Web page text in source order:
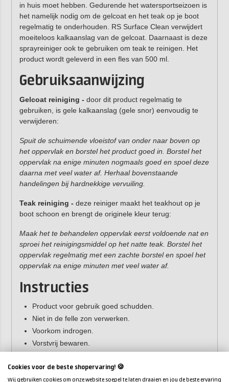
in huis moet hebben. Gedurende het watersportseizoen is
het namelijk nodig om de gelcoat en het teak op je boot
regelmatig te onderhouden. RS Surface Clean verwijdert
moeiteloos kalkaanslag van de gelcoat. Daarnaast is deze
sprayreiniger ook te gebruiken om teak te reinigen. Het
product wordt geleverd in een fles van 500 ml.
Gebruiksaanwijzing
Gelcoat reiniging - door dit product regelmatig te
gebruiken, is gele kalkaanslag (gele snor) eenvoudig te
verwijderen:
Spuit de schuimende vloeistof van onder naar boven op
het oppervlak en borstel het product goed in. Borstel het
oppervlak na enige minuten nogmaals goed en spoel deze
daarna met veel water af. Herhaal bovenstaande
handelingen bij hardnekkige vervuiling.
Teak reiniging - deze reiniger maakt het teakhout op je
boot schoon en brengt de originele kleur terug:
Maak het te behandelen oppervlak eerst voldoende nat en
sproei het reinigingsmiddel op het natte teak. Borstel het
oppervlak regelmatig met een zachte borstel en spoel het
oppervlak na enige minuten met veel water af.
Instructies
Product voor gebruik goed schudden.
Niet in de felle zon verwerken.
Voorkom indrogen.
Vorstvrij bewaren.
Cookies voor de beste shopervaring! 🍪
Wij gebruiken cookies om onze website soepel te laten draaien en jou de beste ervaring